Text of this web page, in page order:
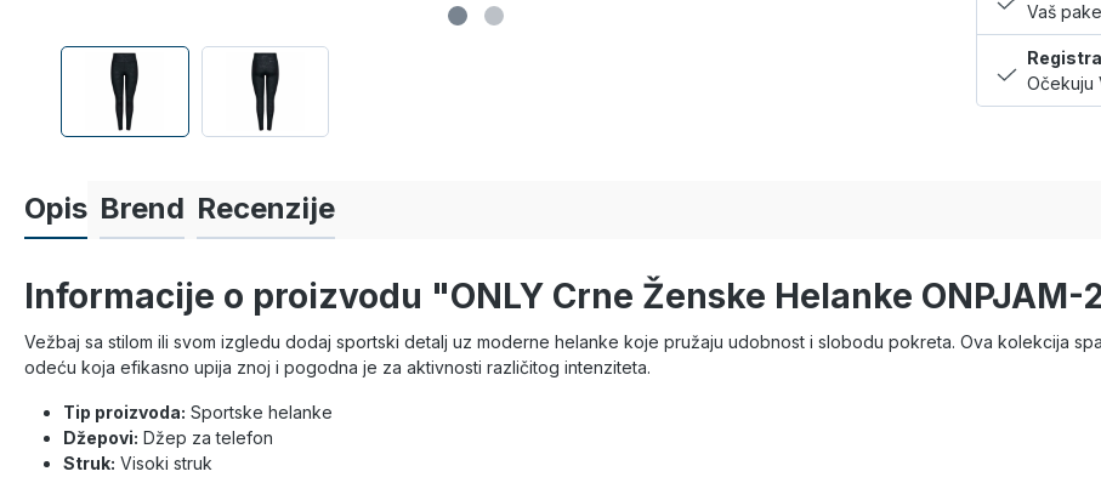
Vaš
Očekuju
Opis Brend Recenzije
Informacije o proizvodu "ONLY Crne Ženske Helanke ONPJAM-
Vežbaj sa stilom ili svom izgledu dodaj sportski detalj uz moderne helanke koje pružaju udobnost i slobodu pokreta. Ova kolekcija
odeću koja efikasno upija znoj i pogodna je za aktivnosti različitog intenziteta.
Tip proizvoda: Sportske helanke
Džepovi: Džep za telefon
Struk: Visoki struk